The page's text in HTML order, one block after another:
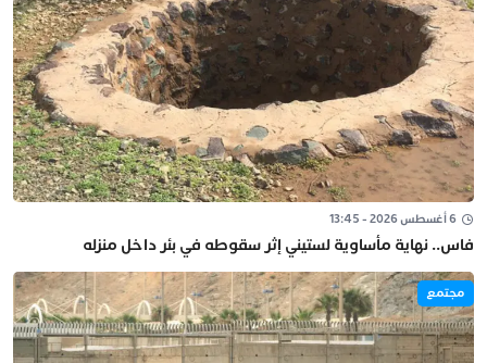
6 أغسطس 2026 - 13:45
فاس.. نهاية مأساوية لستيني إثر سقوطه في بئر داخل منزله
مجتمع